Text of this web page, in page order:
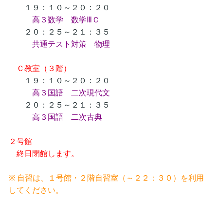
１９：１０～２０：２０
高３数学 数学ⅢＣ
２０：２５～２１：３５
共通テスト対策 物理
Ｃ教室（３階）
１９：１０～２０：２０
高３国語 二次現代文
２０：２５～２１：３５
高３国語 二次古典
２号館
終日閉館します。
※ 自習は、１号館・２階自習室（～２２：３０）を利用
してください。